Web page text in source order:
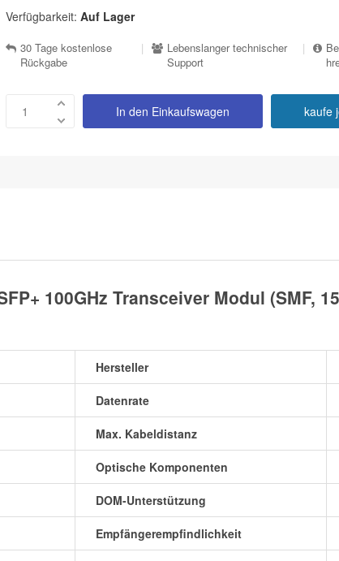
Verfügbarkeit: Auf Lager
30 Tage kostenlose
Rückgabe
|
Lebenslanger technischer
Support
|
In den Einkaufswagen kaufe
100GHz Transceiver Modul (SMF,
Hersteller
Datenrate
Max. Kabeldistanz
Optische Komponenten
DOM-Unterstützung
Empfängerempfindlichkeit